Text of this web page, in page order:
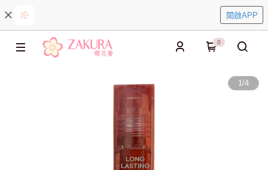
開啟APP
0
1/4